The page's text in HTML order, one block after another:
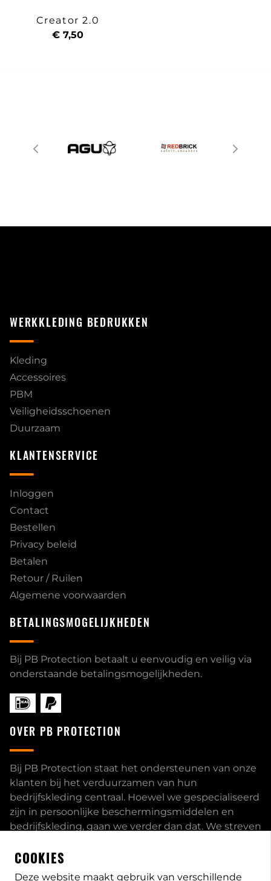
Creator 2.0
€ 7,50
WERKKLEDING BEDRUKKEN
Kleding
Accessoires
PBM
Veiligheidsschoenen
Duurzaam
KLANTENSERVICE
Inloggen
Contact
Bestellen
Privacy beleid
Betalen
Retour / Ruilen
Algemene voorwaarden
BETALINGSMOGELIJKHEDEN
Bij PB Protection betaalt u eenvoudig en veilig via
onderstaande betalingsmogelijkheden.
OVER PB PROTECTION
Bij PB Protection staat het ondersteunen van onze
klanten bij het verduurzamen van hun
bedrijfskleding centraal. Hoewel we gespecialiseerd
zijn in persoonlijke beschermingsmiddelen en
bedrijfskleding, gaan we verder dan dat. We streven
bieden een uitgebreid servicepakket aan, inclusief
COOKIES
Deze website maakt gebruik van verschillende